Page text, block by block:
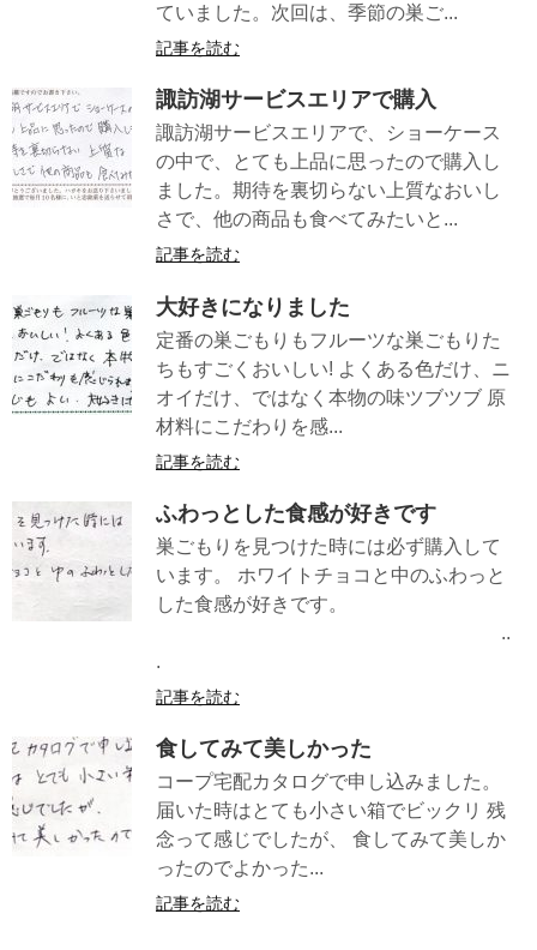
ていました。次回は、季節の巣ご...
記事を読む
諏訪湖サービスエリアで購入
諏訪湖サービスエリアで、ショーケース
の中で、とても上品に思ったので購入し
ました。期待を裏切らない上質なおいし
さで、他の商品も食べてみたいと...
記事を読む
大好きになりました
定番の巣ごもりもフルーツな巣ごもりた
ちもすごくおいしい! よくある色だけ、ニ
オイだけ、ではなく本物の味ツブツブ 原
材料にこだわりを感...
記事を読む
ふわっとした食感が好きです
巣ごもりを見つけた時には必ず購入して
います。 ホワイトチョコと中のふわっと
した食感が好きです。
..
.
記事を読む
食してみて美しかった
コープ宅配カタログで申し込みました。
届いた時はとても小さい箱でビックリ 残
念って感じでしたが、 食してみて美しか
ったのでよかった...
記事を読む